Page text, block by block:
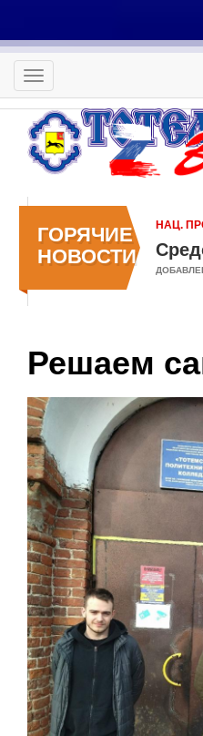
основному
содержанию
Меню
учётной
записи
Toggle
navigation
ГОРЯЧИЕ
НОВОСТИ
НАЦ.
Решаем